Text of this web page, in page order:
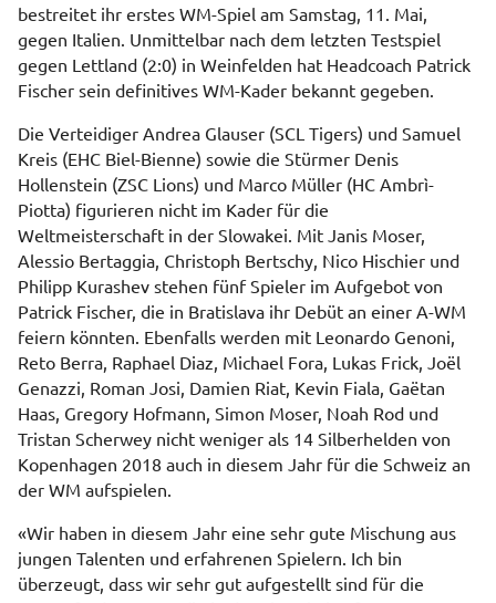
bestreitet ihr erstes WM-Spiel am Samstag, 11. Mai,
gegen Italien. Unmittelbar nach dem letzten Testspiel
gegen Lettland (2:0) in Weinfelden hat Headcoach Patrick
Fischer sein definitives WM-Kader bekannt gegeben.
Die Verteidiger Andrea Glauser (SCL Tigers) und Samuel
Kreis (EHC Biel-Bienne) sowie die Stürmer Denis
Hollenstein (ZSC Lions) und Marco Müller (HC Ambrì-
Piotta) figurieren nicht im Kader für die
Weltmeisterschaft in der Slowakei. Mit Janis Moser,
Alessio Bertaggia, Christoph Bertschy, Nico Hischier und
Philipp Kurashev stehen fünf Spieler im Aufgebot von
Patrick Fischer, die in Bratislava ihr Debüt an einer A-WM
feiern könnten. Ebenfalls werden mit Leonardo Genoni,
Reto Berra, Raphael Diaz, Michael Fora, Lukas Frick, Joël
Genazzi, Roman Josi, Damien Riat, Kevin Fiala, Gaëtan
Haas, Gregory Hofmann, Simon Moser, Noah Rod und
Tristan Scherwey nicht weniger als 14 Silberhelden von
Kopenhagen 2018 auch in diesem Jahr für die Schweiz an
der WM aufspielen.
«Wir haben in diesem Jahr eine sehr gute Mischung aus
jungen Talenten und erfahrenen Spielern. Ich bin
überzeugt, dass wir sehr gut aufgestellt sind für die